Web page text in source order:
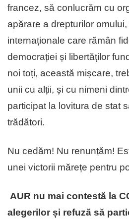
francez, să conlucrăm cu
apărare a drepturilor
internaționale care rămân
democrației și libertăților
noi toți, această mișcare,
unii cu alții, și cu nimeni
participat la lovitura de stat
trădători.
Nu cedăm! Nu renunțăm!
unei victorii mărețe pentru
AUR nu mai contestă la
alegerilor și refuză să